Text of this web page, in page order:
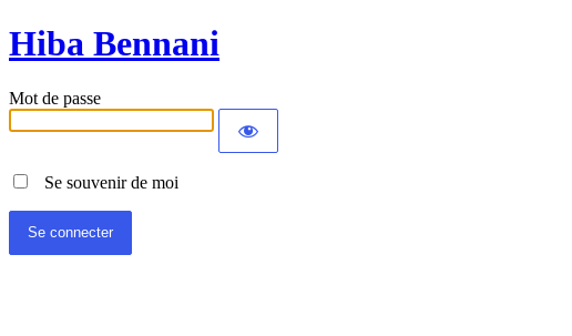
Hiba Bennani
Mot de passe
Se souvenir de moi